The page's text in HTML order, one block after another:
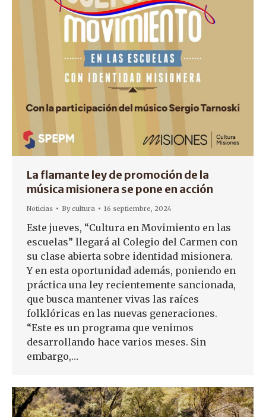
La flamante ley de promoción de la
música misionera se pone en acción
Noticias Bycultura 16 septiembre, 2024
Este jueves, “Cultura en Movimiento en las
escuelas” llegará al Colegio del Carmen con
su clase abierta sobre identidad misionera.
Y en esta oportunidad además, poniendo en
práctica una ley recientemente sancionada,
que busca mantener vivas las raíces
folklóricas en las nuevas generaciones.
“Este es un programa que venimos
desarrollando hace varios meses. Sin
embargo,…